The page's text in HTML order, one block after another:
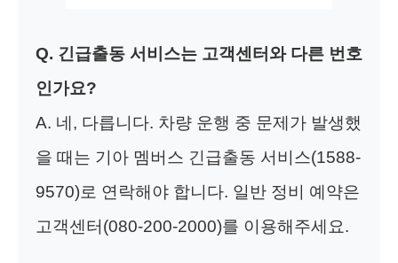
Q. 긴급출동 서비스는 고객센터와 다른 번호
인가요?
A. 네, 다릅니다. 차량 운행 중 문제가 발생했
을 때는 기아 멤버스 긴급출동 서비스(1588-
9570)로 연락해야 합니다. 일반 정비 예약은
고객센터(080-200-2000)를 이용해주세요.